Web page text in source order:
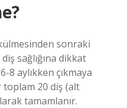
sonraki
sağlığına dikkat
8 aylıkken çıkmaya
toplam 20 diş (alt
tamamlanır.